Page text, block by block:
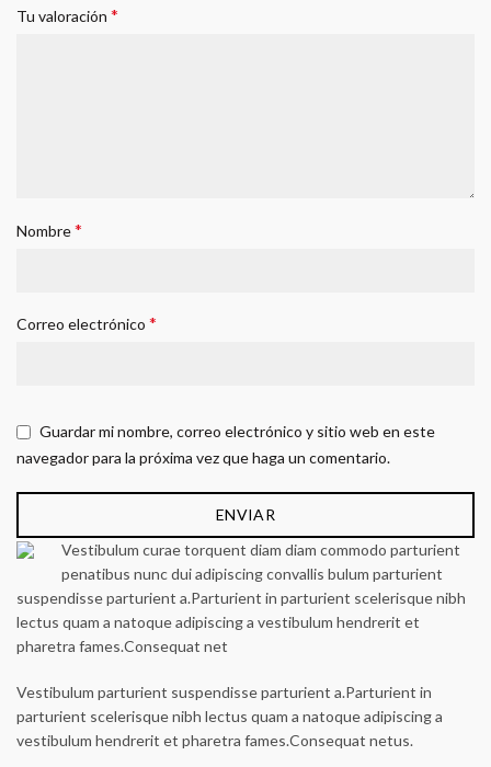
Tu valoración *
Nombre*
Correo electrónico *
Guardar mi nombre, correo electrónico y sitio web en este
navegador para la próxima vez que haga un comentario.
Vestibulum curae torquent diam diam commodo parturient
penatibus nunc dui adipiscing convallis bulum parturient
suspendisse parturient a.Parturient in parturient scelerisque nibh
lectus quam a natoque adipiscing a vestibulum hendrerit et
pharetra fames.Consequat net
Vestibulum parturient suspendisse parturient a.Parturient in
parturient scelerisque nibh lectus quam a natoque adipiscing a
vestibulum hendrerit et pharetra fames.Consequat netus.